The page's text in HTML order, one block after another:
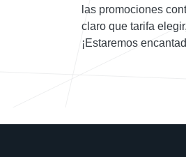
las promociones
claro que tarifa
¡Estaremos